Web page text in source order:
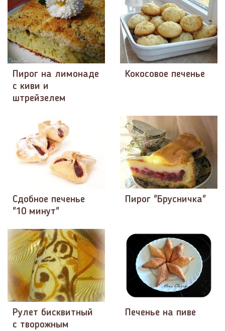
Пирог на лимонаде
с киви и
штрейзелем
Кокосовое печенье
Сдобное печенье
"10 минут"
Пирог "Брусничка"
Рулет бисквитный
с творожным
Печенье на пиве